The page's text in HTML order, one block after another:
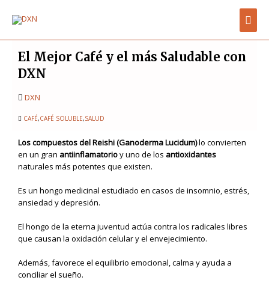
El Mejor Café y el más Saludable con
DXN
DXN
CAFÉ,CAFÉ SOLUBLE,SALUD
Los compuestos del Reishi (Ganoderma Lucidum)lo convierten
en un gran antiinflamatorioy uno de los antioxidantes
naturales más potentes que existen.
Es un hongo medicinal estudiado en casos de insomnio, estrés,
ansiedad y depresión.
El hongo de la eterna juventud actúa contra los radicales libres
que causan la oxidación celular y el envejecimiento.
Además, favorece el equilibrio emocional, calma y ayuda a
conciliar el sueño.